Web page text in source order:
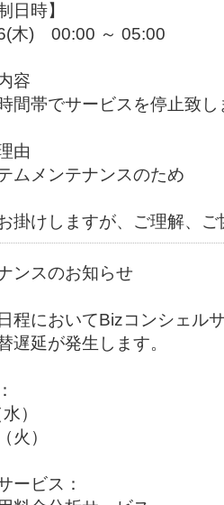
日時】
木) 00:00 ～ 05:00
容
間帯でサービスを停止致し
由
ムメンテナンスのため
掛けしますが、ご理解、
ンスのお知らせ
程においてBizコンシェル
遅延が発生します。
）
火）
ービス：